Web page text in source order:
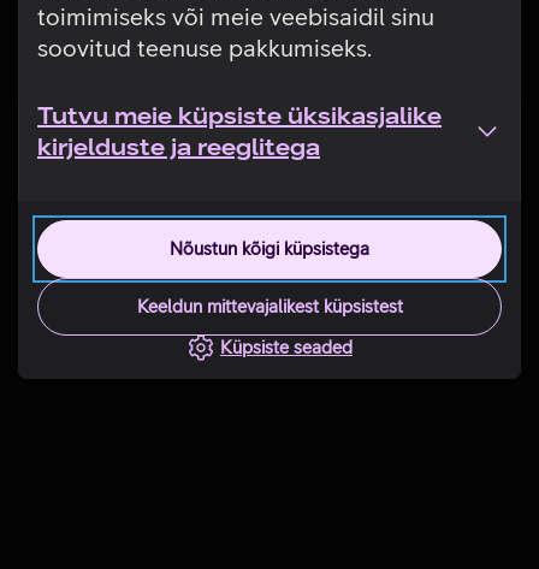
toimimiseks või meie veebisaidil sinu
soovitud teenuse pakkumiseks.
Tutvu meie küpsiste üksikasjalike
kirjelduste ja reeglitega
Nõustun kõigi küpsistega
Keeldun mittevajalikest küpsistest
Küpsiste seaded